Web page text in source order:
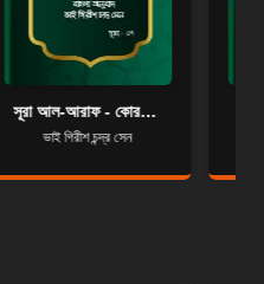
সূরা আল-আরাফ - কোরআন শরীফ বাংলা অনুবাদ - সূরা ৭
ভাই গিরীশ চন্দ্র সেন